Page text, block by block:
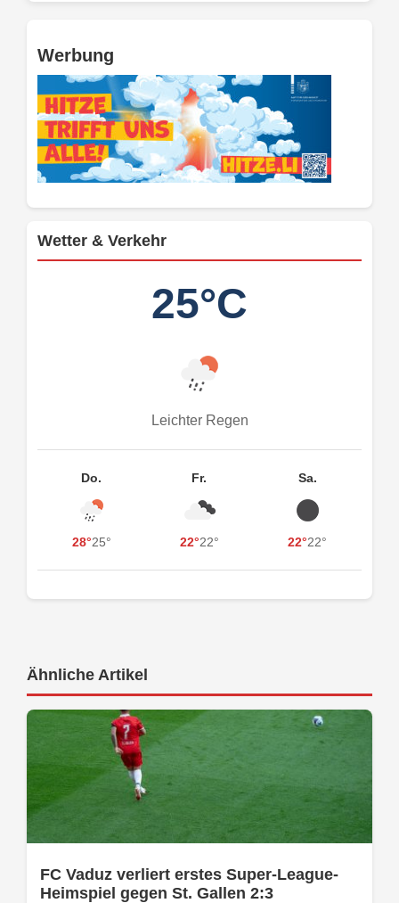
Werbung
Wetter & Verkehr
25°C
Leichter Regen
Do.
28°25°
Fr.
22°22°
Sa.
22°22°
Ähnliche Artikel
FC Vaduz verliert erstes Super-League-
Heimspiel gegen St. Gallen 2:3